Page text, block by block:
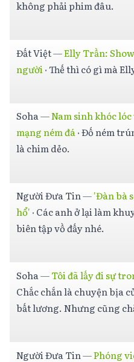
không phải phim đâu.
Đất Việt—Elly Trần:
người·Thế thì có gì mà
Soha—Nam sinh khóc
mạng ném đá·Đố ném
là chim dẻo.
Người Đưa Tin—'Đàn bà
hổ' · Các anh ở lại làm
biên tập vồ đấy nhé.
Soha—Tôi đã lấy đi sự
Chắc chắn là chuyện bịa
bất lương. Nhưng cũng
Người Đưa Tin—Phóng